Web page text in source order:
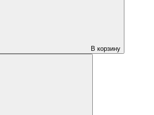
В корзину